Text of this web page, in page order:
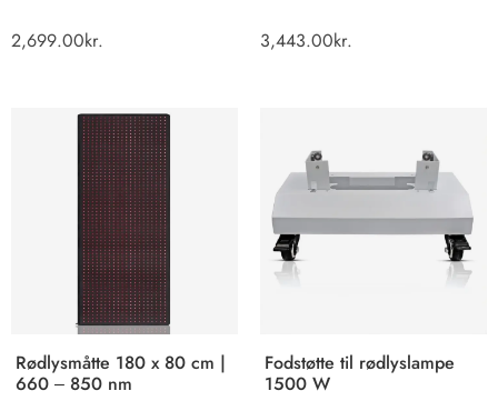
2,699.00kr. 3,443.00kr.
Rødlysmåtte 180 x 80 cm |
660 – 850 nm
Fodstøtte til rødlyslampe
1500 W